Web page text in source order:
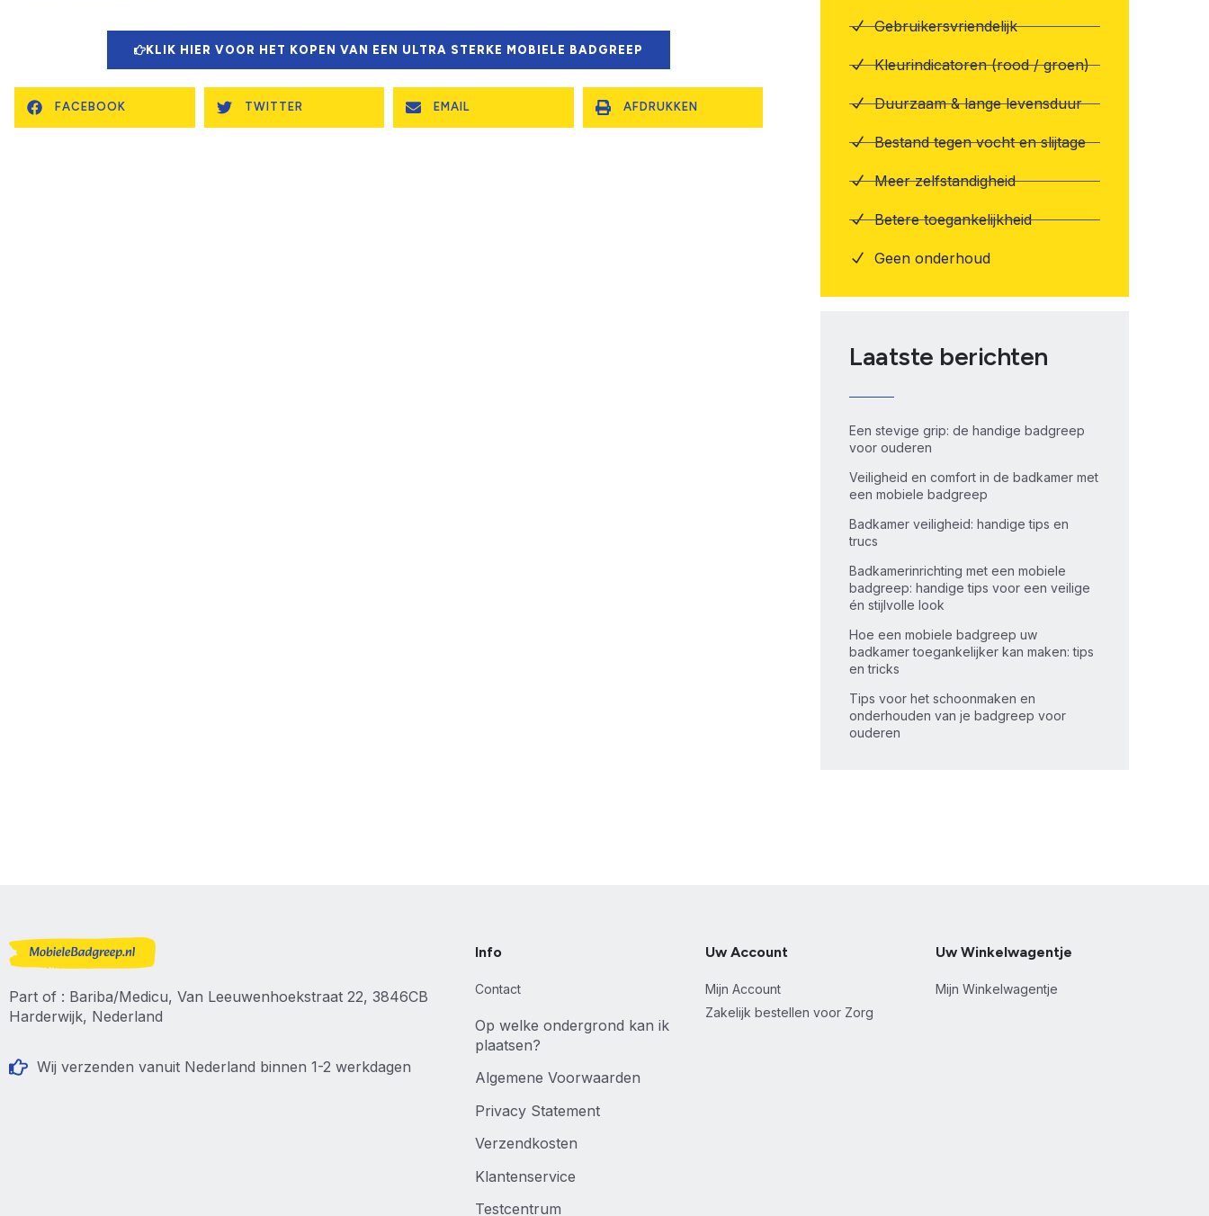
KLIK HIER VOOR HET KOPEN VAN EEN ULTRA STERKE MOBIELE BADGREEP
FACEBOOK TWITTER EMAIL AFDRUKKEN
Gebruikersvriendelijk
Kleurindicatoren (rood / groen)
Duurzaam & lange levensduur
Bestand tegen vocht en slijtage
Meer zelfstandigheid
Betere toegankelijkheid
Geen onderhoud
Laatste berichten
Een stevige grip: de handige badgreep
voor ouderen
Veiligheid en comfort in de badkamer met
een mobiele badgreep
Badkamer veiligheid: handige tips en
trucs
Badkamerinrichting met een mobiele
badgreep: handige tips voor een veilige
én stijlvolle look
Hoe een mobiele badgreep uw
badkamer toegankelijker kan maken: tips
en tricks
Tips voor het schoonmaken en
onderhouden van je badgreep voor
ouderen
Part of : Bariba/Medicu, Van Leeuwenhoekstraat 22, 3846CB
Harderwijk, Nederland
Wij verzenden vanuit Nederland binnen 1-2 werkdagen
Info
Contact
Op welke ondergrond kan ik
plaatsen?
Algemene Voorwaarden
Privacy Statement
Verzendkosten
Klantenservice
Testcentrum
Uw Account
Mijn Account
Zakelijk bestellen voor Zorg
Uw Winkelwagentje
Mijn Winkelwagentje